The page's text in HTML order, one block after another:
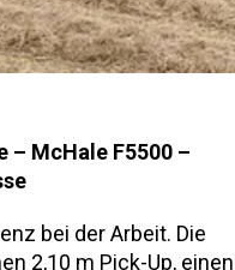
– McHale F5500 –
bei der Arbeit. Die
2,10 m Pick-Up, einen